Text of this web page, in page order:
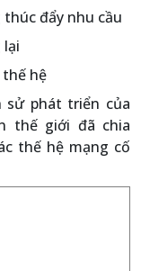
đẩy nhu cầu
thế hệ
sử phát triển của
thế giới đã chia
thế hệ mạng cố